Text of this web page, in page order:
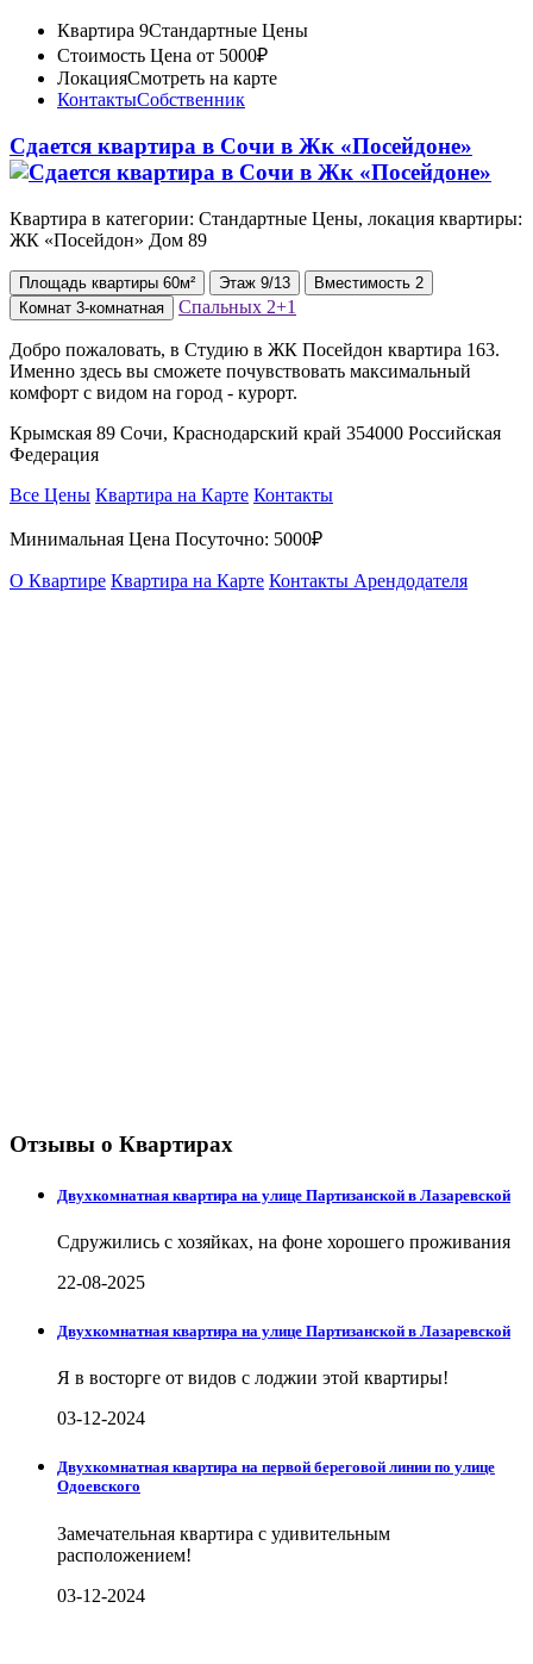
Квартира 9Стандартные Цены
Стоимость Цена от 5000₽
ЛокацияСмотреть на карте
КонтактыСобственник
Сдается квартира в Сочи в Жк «Посейдоне»
Квартира в категории: Стандартные Цены, локация квартиры:
ЖК «Посейдон» Дом 89
Площадь квартиры 60м² Этаж 9/13 Вместимость 2
Комнат 3-комнатная Спальных 2+1
Добро пожаловать, в Студию в ЖК Посейдон квартира 163.
Именно здесь вы сможете почувствовать максимальный
комфорт с видом на город - курорт.
Крымская 89 Сочи, Краснодарский край 354000 Российская
Федерация
Все Цены Квартира на Карте Контакты
Минимальная Цена Посуточно: 5000₽
О Квартире Квартира на Карте Контакты Арендодателя
Отзывы о Квартирах
Двухкомнатная квартира на улице Партизанской в Лазаревской
Сдружились с хозяйках, на фоне хорошего проживания
22-08-2025
Двухкомнатная квартира на улице Партизанской в Лазаревской
Я в восторге от видов с лоджии этой квартиры!
03-12-2024
Двухкомнатная квартира на первой береговой линии по улице
Одоевского
Замечательная квартира с удивительным
расположением!
03-12-2024